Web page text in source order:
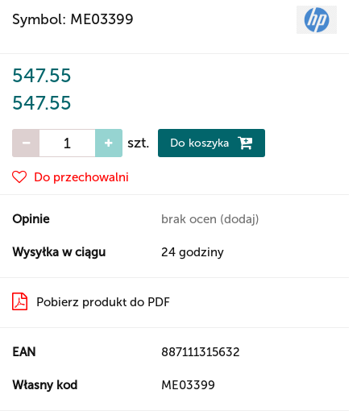
Symbol: ME03399
547.55
547.55
szt. Do koszyka
Do przechowalni
Opinie brak ocen (dodaj)
Wysyłka w ciągu 24 godziny
Pobierz produkt do PDF
EAN 887111315632
Własny kod ME03399